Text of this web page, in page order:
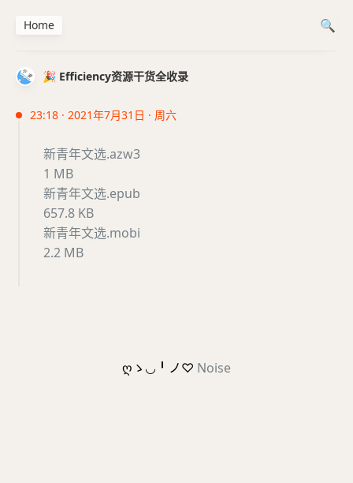
🎉 Efficiency资源干货全收录
23:18 · 2021年7月31日 · 周六
新青年文选.azw3
1 MB
新青年文选.epub
657.8 KB
新青年文选.mobi
2.2 MB
Home
ღゝ◡╹ノ♡ Noise